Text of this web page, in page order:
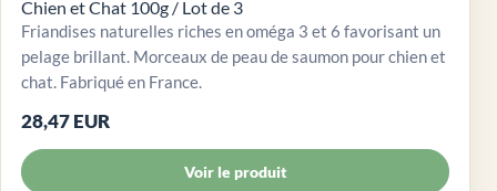
Chien et Chat 100g / Lot de 3
Friandises naturelles riches en oméga 3 et 6 favorisant un
pelage brillant. Morceaux de peau de saumon pour chien et
chat. Fabriqué en France.
28,47 EUR
Voir le produit